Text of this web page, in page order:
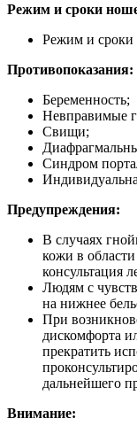
Режим и сроки
Режим и сроки
Противопоказания:
Беременность;
Невправимые
Свищи;
Синдром
Предупреждения:
В случаях
кожи в
консультация
Людям с
на нижнее
При
дискомфорта
прекратить
дальнейшего
Внимание: